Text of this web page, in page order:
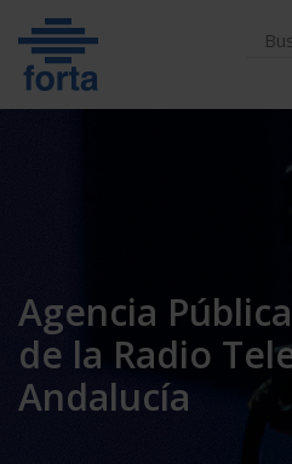
content
Agencia
de la Radio
Andalucía